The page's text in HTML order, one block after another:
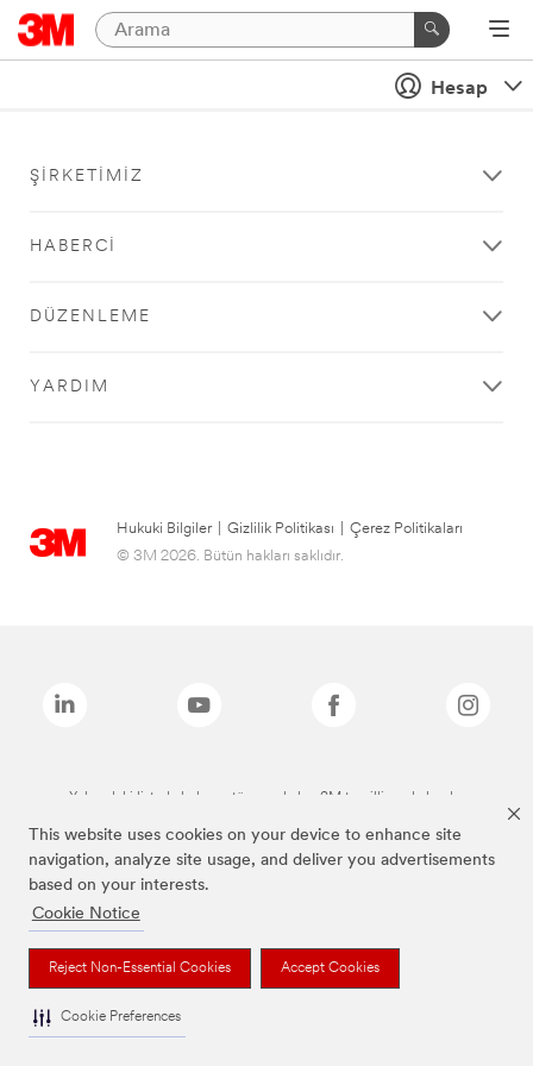
This website uses cookies on your device to enhance site
navigation, analyze site usage, and deliver you advertisements
based on your interests.
Cookie Notice
Reject Non-Essential Cookies Accept Cookies
Cookie Preferences
Hesap
ŞIRKETIMIZ
HABERCI
DÜZENLEME
YARDIM
Hukuki Bilgiler Gizlilik Politikası
Çerez Politikaları
© 3M 2026. Bütün hakları saklıdır.
Yukarıdaki listede bulunan tüm markalar, 3M tescilli markalarıdır.